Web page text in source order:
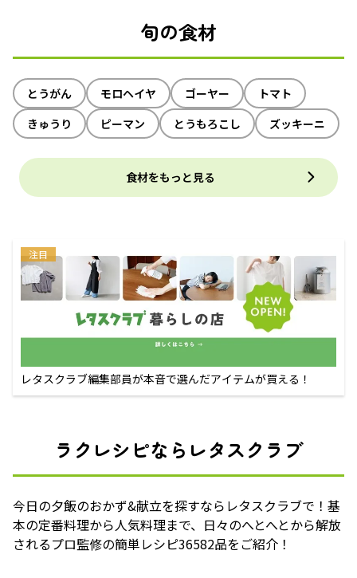
旬の食材
とうがん モロヘイヤ ゴーヤー
トマト
きゅうり
ピーマン とうもろこし ズッキーニ
食材をもっと見る
注目
レタスクラブ編集部員が本音で選んだアイテムが買える！
ラクレシピならレタスクラブ
今日の夕飯のおかず&献立を探すならレタスクラブで！基
本の定番料理から人気料理まで、日々のへとへとから解放
されるプロ監修の簡単レシピ36582品をご紹介！